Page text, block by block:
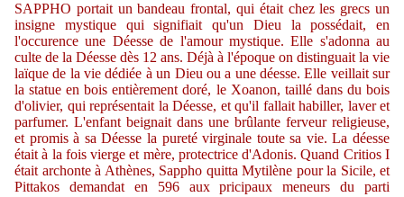
SAPPHO portait un bandeau frontal, qui était chez les grecs un
insigne mystique qui signifiait qu'un Dieu la possédait, en
l'occurence une Déesse de l'amour mystique. Elle s'adonna au
culte de la Déesse dès 12 ans. Déjà à l'époque on distinguait la vie
laïque de la vie dédiée à un Dieu ou a une déesse. Elle veillait sur
la statue en bois entièrement doré, le Xoanon, taillé dans du bois
d'olivier, qui représentait la Déesse, et qu'il fallait habiller, laver et
parfumer. L'enfant beignait dans une brûlante ferveur religieuse,
et promis à sa Déesse la pureté virginale toute sa vie. La déesse
était à la fois vierge et mère, protectrice d'Adonis. Quand Critios I
était archonte à Athènes, Sappho quitta Mytilène pour la Sicile, et
Pittakos demandat en 596 aux pricipaux meneurs du parti